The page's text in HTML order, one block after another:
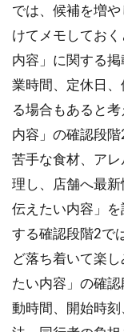
では、候補を増
けてメモしてお
内容」に関する
業時間、定休日
る場合もあると
内容」の確認段階
苦手な食材、ア
理し、店舗へ最
伝えたい内容」
する確認段階2で
ど落ち着いて楽
たい内容」の確
動時間、開始時